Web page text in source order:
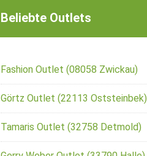
Beliebte Outlets
Fashion Outlet (08058 Zwickau)
Görtz Outlet (22113 Oststeinbek)
Tamaris Outlet (32758 Detmold)